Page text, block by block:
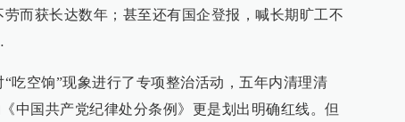
劳而获长达数年；甚至还有国企登报，喊长期旷工不
吃空饷”现象进行了专项整治活动，五年内清理清
中国共产党纪律处分条例》更是划出明确红线。但